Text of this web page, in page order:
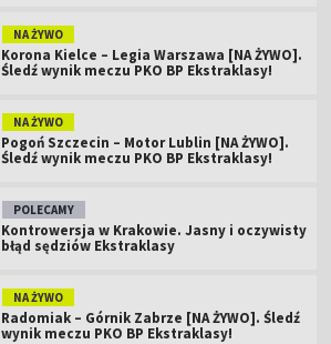
NA ŻYWO
Korona Kielce – Legia Warszawa [NA ŻYWO].
Śledź wynik meczu PKO BP Ekstraklasy!
NA ŻYWO
Pogoń Szczecin – Motor Lublin [NA ŻYWO].
Śledź wynik meczu PKO BP Ekstraklasy!
POLECAMY
Kontrowersja w Krakowie. Jasny i oczywisty
błąd sędziów Ekstraklasy
NA ŻYWO
Radomiak – Górnik Zabrze [NA ŻYWO]. Śledź
wynik meczu PKO BP Ekstraklasy!